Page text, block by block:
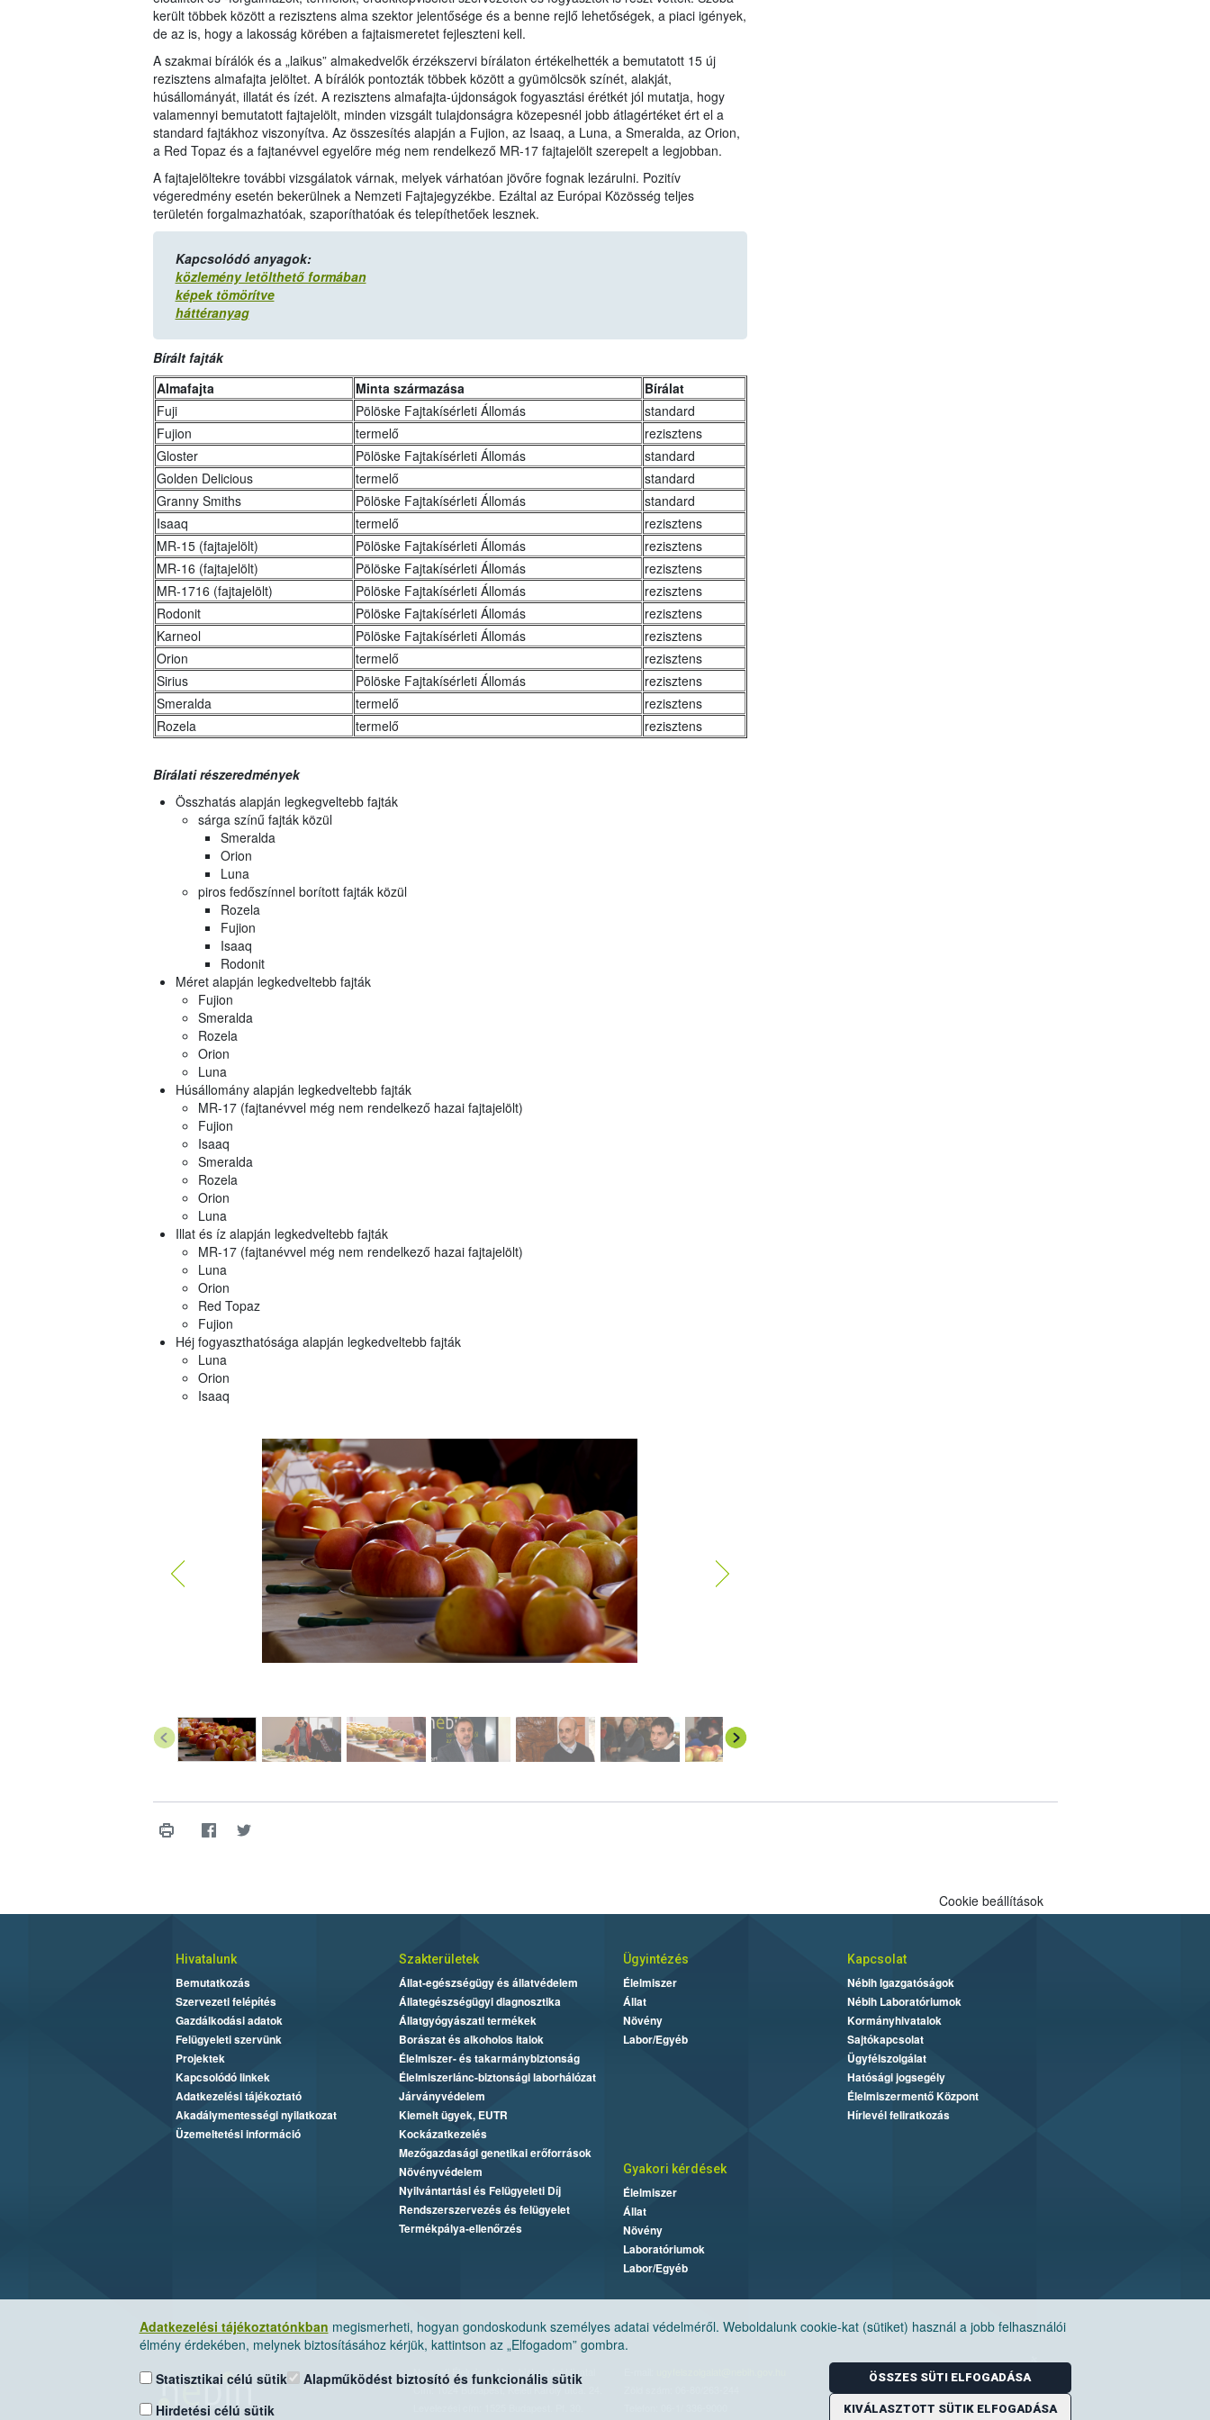
került többek között a rezisztens alma szektor jelentősége és a benne rejlő lehetőségek, a piaci igények,
de az is, hogy a lakosság körében a fajtaismeretet fejleszteni kell.
A szakmai bírálók és a „laikus” almakedvelők érzékszervi bírálaton értékelhették a bemutatott 15 új
rezisztens almafajta jelöltet. A bírálók pontozták többek között a gyümölcsök színét, alakját,
húsállományát, illatát és ízét. A rezisztens almafajta-újdonságok fogyasztási érétkét jól mutatja, hogy
valamennyi bemutatott fajtajelölt, minden vizsgált tulajdonságra közepesnél jobb átlagértéket ért el a
standard fajtákhoz viszonyítva. Az összesítés alapján a Fujion, az Isaaq, a Luna, a Smeralda, az Orion,
a Red Topaz és a fajtanévvel egyelőre még nem rendelkező MR-17 fajtajelölt szerepelt a legjobban.
A fajtajelöltekre további vizsgálatok várnak, melyek várhatóan jövőre fognak lezárulni. Pozitív
végeredmény esetén bekerülnek a Nemzeti Fajtajegyzékbe. Ezáltal az Európai Közösség teljes
területén forgalmazhatóak, szaporíthatóak és telepíthetőek lesznek.
Kapcsolódó anyagok:
közlemény letölthető formában
képek tömörítve
háttéranyag
Bírált fajták
Almafajta
Minta származása
Bírálat
Fuji
Pölöske Fajtakísérleti Állomás
standard
Fujion
termelő
rezisztens
Gloster
Pölöske Fajtakísérleti Állomás
standard
Golden Delicious
termelő
standard
Granny Smiths
Pölöske Fajtakísérleti Állomás
standard
Isaaq
termelő
rezisztens
MR-15 (fajtajelölt)
Pölöske Fajtakísérleti Állomás
rezisztens
MR-16 (fajtajelölt)
Pölöske Fajtakísérleti Állomás
rezisztens
MR-1716 (fajtajelölt)
Pölöske Fajtakísérleti Állomás
rezisztens
Rodonit
Pölöske Fajtakísérleti Állomás
rezisztens
Karneol
Pölöske Fajtakísérleti Állomás
rezisztens
Orion
termelő
rezisztens
Sirius
Pölöske Fajtakísérleti Állomás
rezisztens
Smeralda
termelő
rezisztens
Rozela
termelő rezisztens
Bírálati részeredmények
Összhatás alapján legkegveltebb fajták
sárga színű fajták közül
Smeralda
Orion
Luna
piros fedőszínnel borított fajták közül
Rozela
Fujion
Isaaq
Rodonit
Méret alapján legkedveltebb fajták
Fujion
Smeralda
Rozela
Orion
Luna
Húsállomány alapján legkedveltebb fajták
MR-17 (fajtanévvel még nem rendelkező hazai fajtajelölt)
Fujion
Isaaq
Smeralda
Rozela
Orion
Luna
Illat és íz alapján legkedveltebb fajták
MR-17 (fajtanévvel még nem rendelkező hazai fajtajelölt)
Luna
Orion
Red Topaz
Fujion
Héj fogyaszthatósága alapján legkedveltebb fajták
Luna
Orion
Isaaq
Adatkezelési tájékoztatónkban megismerheti, hogyan gondoskodunk személyes adatai védelméről. Weboldalunk cookie-kat (sütiket) használ a jobb felhasználói
élmény érdekében, melynek biztosításához kérjük, kattintson az „Elfogadom” gombra.
Statisztikai célú sütik
Hirdetési célú sütik
Alapműködést biztosító és funkcionális sütik ÖSSZES SÜTI ELFOGADÁSA
KIVÁLASZTOTT SÜTIK ELFOGADÁSA
Cookie beállítások
Hivatalunk
Bemutatkozás
Szervezeti felépítés
Gazdálkodási adatok
Felügyeleti szervünk
Projektek
Kapcsolódó linkek
Adatkezelési tájékoztató
Akadálymentességi nyilatkozat
Üzemeltetési információ
Szakterületek
Állat-egészségügy és állatvédelem
Állategészségügyi diagnosztika
Állatgyógyászati termékek
Borászat és alkoholos italok
Élelmiszer- és takarmánybiztonság
Élelmiszerlánc-biztonsági laborhálózat
Járványvédelem
Kiemelt ügyek, EUTR
Kockázatkezelés
Mezőgazdasági genetikai erőforrások
Növényvédelem
Nyilvántartási és Felügyeleti Díj
Rendszerszervezés és felügyelet
Termékpálya-ellenőrzés
Ügyintézés
Élelmiszer
Állat
Növény
Labor/Egyéb
Kapcsolat
Nébih Igazgatóságok
Nébih Laboratóriumok
Kormányhivatalok
Sajtókapcsolat
Ügyfélszolgálat
Hatósági jogsegély
Élelmiszermentő Központ
Hírlevél feliratkozás
Gyakori kérdések
Élelmiszer
Állat
Növény
Laboratóriumok
Labor/Egyéb
Nemzeti Élelmiszerlánc-biztonsági Hivatal